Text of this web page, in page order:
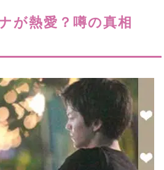
が熱愛？噂の真相